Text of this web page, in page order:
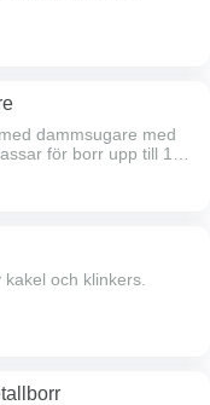
dammsugare med
för borr upp till 16
och klinkers.